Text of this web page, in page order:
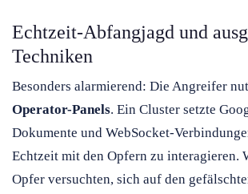
Echtzeit-Abfangjagd und
Techniken
Besonders alarmierend: Die Angreifer
Operator-Panels. Ein Cluster setzte
Dokumente und WebSocket-
Echtzeit mit den Opfern zu interagieren.
Opfer versuchten, sich auf den